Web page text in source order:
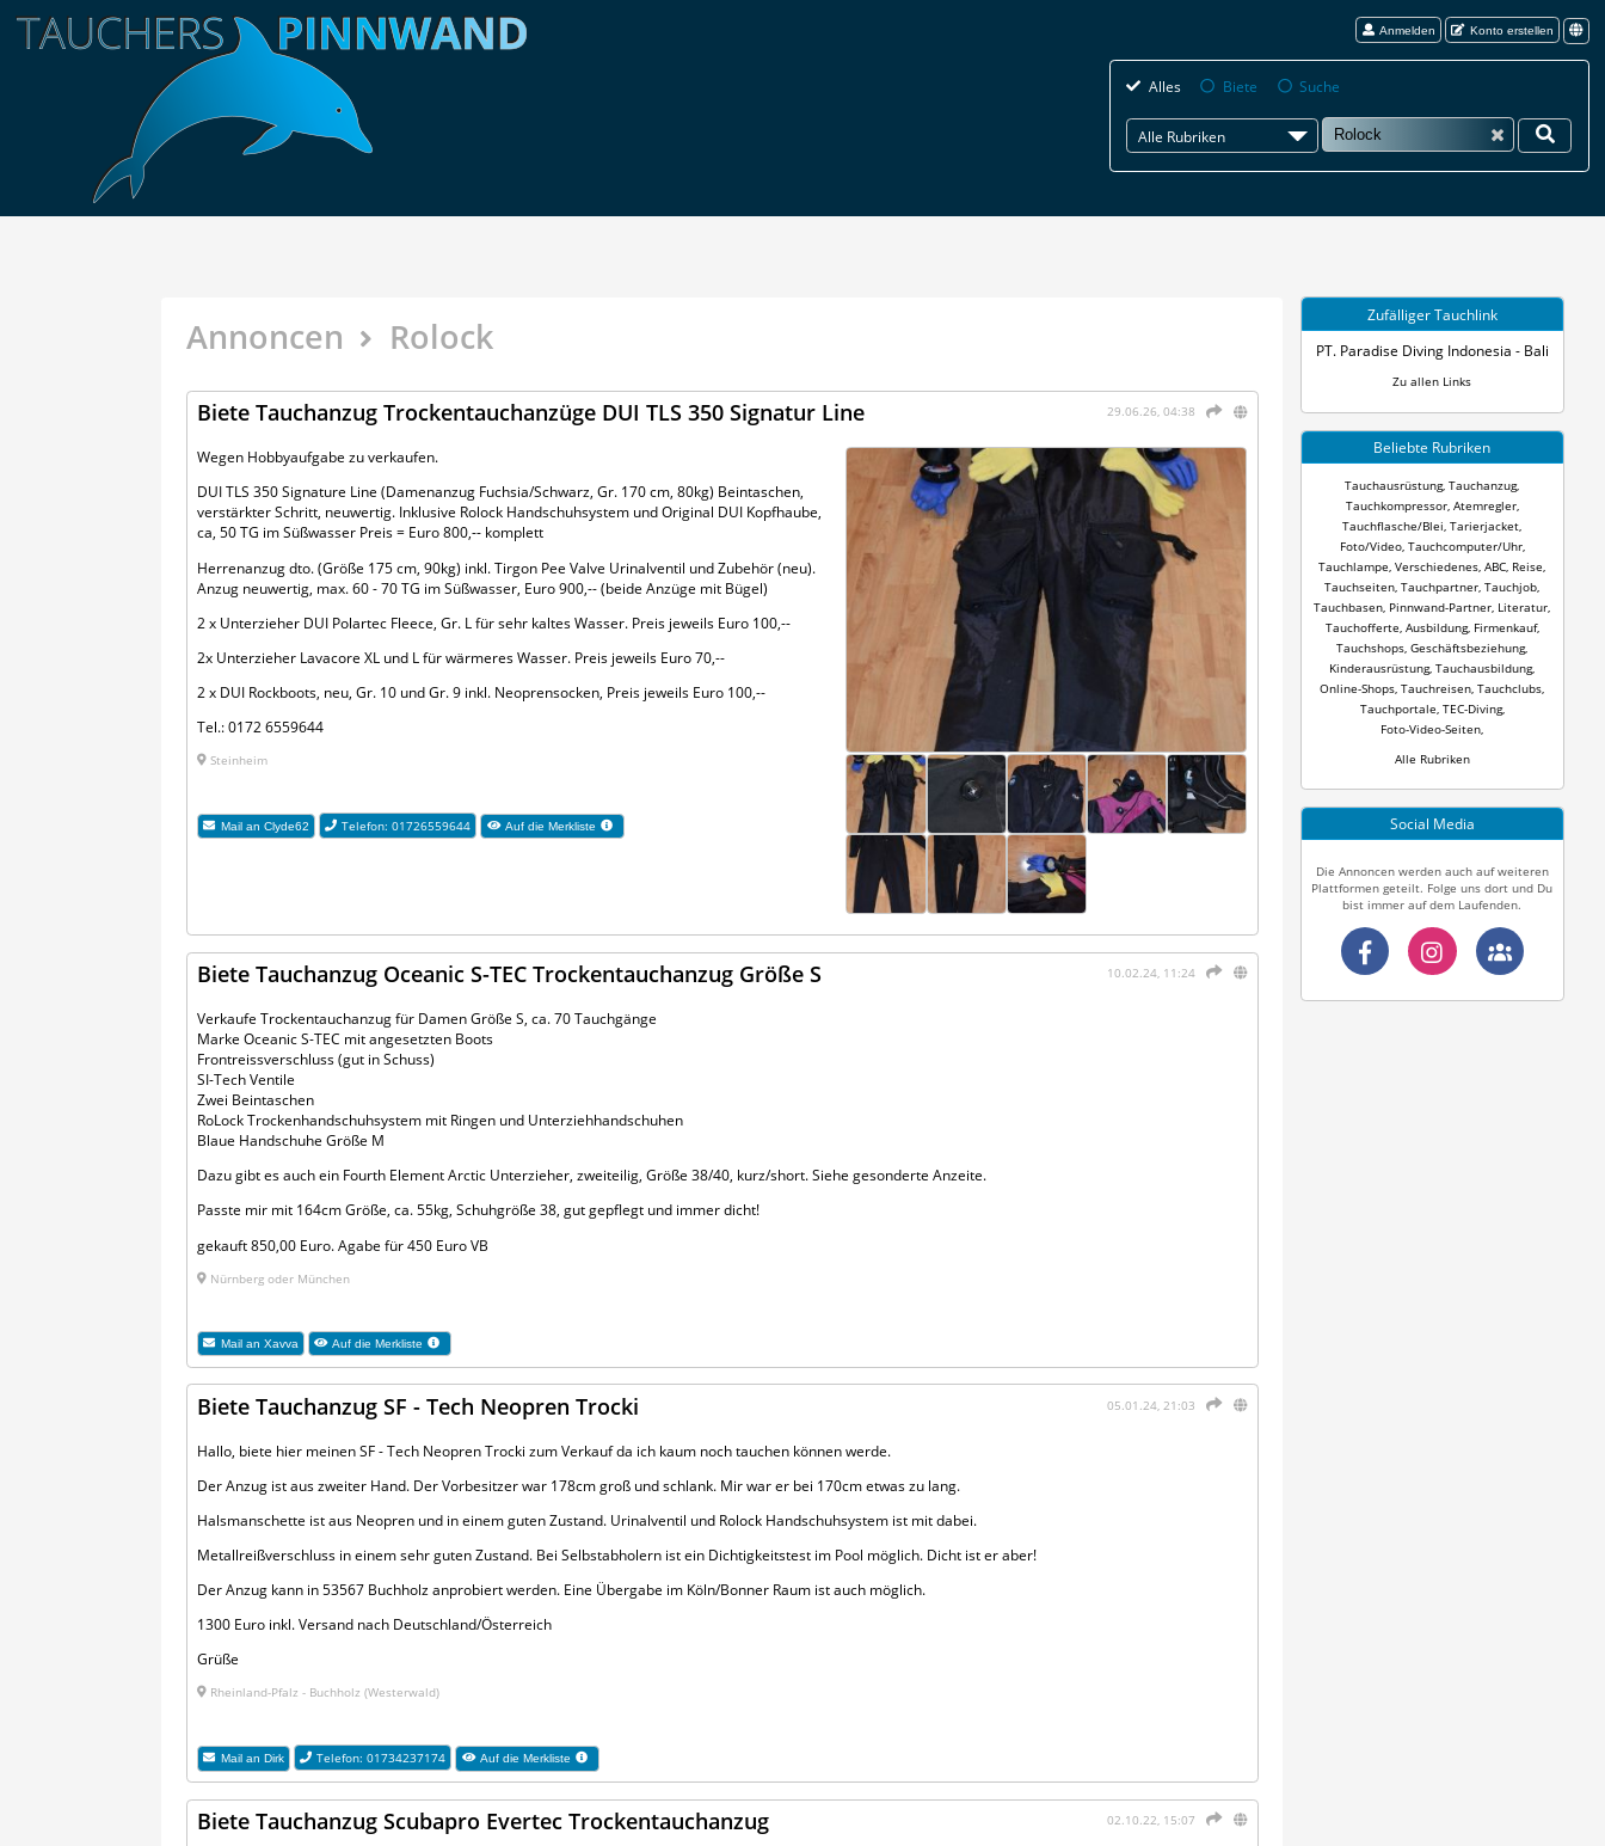
Anmelden Konto erstellen
Alles Biete Suche
Alle Rubriken
Annoncen Rolock
29.06.26, 04:38
Biete Tauchanzug Trockentauchanzüge DUI TLS 350 Signatur Line
Wegen Hobbyaufgabe zu verkaufen.
DUI TLS 350 Signature Line (Damenanzug Fuchsia/Schwarz, Gr. 170 cm, 80kg) Beintaschen,
verstärkter Schritt, neuwertig. Inklusive Rolock Handschuhsystem und Original DUI Kopfhaube,
ca, 50 TG im Süßwasser Preis = Euro 800,-- komplett
Herrenanzug dto. (Größe 175 cm, 90kg) inkl. Tirgon Pee Valve Urinalventil und Zubehör (neu).
Anzug neuwertig, max. 60 - 70 TG im Süßwasser, Euro 900,-- (beide Anzüge mit Bügel)
2 x Unterzieher DUI Polartec Fleece, Gr. L für sehr kaltes Wasser. Preis jeweils Euro 100,--
2x Unterzieher Lavacore XL und L für wärmeres Wasser. Preis jeweils Euro 70,--
2 x DUI Rockboots, neu, Gr. 10 und Gr. 9 inkl. Neoprensocken, Preis jeweils Euro 100,--
Tel.: 0172 6559644
Steinheim
Mail an Clyde62 Telefon: 01726559644 Auf die Merkliste
10.02.24, 11:24
Biete Tauchanzug Oceanic S-TEC Trockentauchanzug Größe S
Verkaufe Trockentauchanzug für Damen Größe S, ca. 70 Tauchgänge
Marke Oceanic S-TEC mit angesetzten Boots
Frontreissverschluss (gut in Schuss)
SI-Tech Ventile
Zwei Beintaschen
RoLock Trockenhandschuhsystem mit Ringen und Unterziehhandschuhen
Blaue Handschuhe Größe M
Dazu gibt es auch ein Fourth Element Arctic Unterzieher, zweiteilig, Größe 38/40, kurz/short. Siehe gesonderte Anzeite.
Passte mir mit 164cm Größe, ca. 55kg, Schuhgröße 38, gut gepflegt und immer dicht!
gekauft 850,00 Euro. Agabe für 450 Euro VB
Nürnberg oder München
Mail an Xavva Auf die Merkliste
05.01.24, 21:03
Biete Tauchanzug SF - Tech Neopren Trocki
Hallo, biete hier meinen SF - Tech Neopren Trocki zum Verkauf da ich kaum noch tauchen können werde.
Der Anzug ist aus zweiter Hand. Der Vorbesitzer war 178cm groß und schlank. Mir war er bei 170cm etwas zu lang.
Halsmanschette ist aus Neopren und in einem guten Zustand. Urinalventil und Rolock Handschuhsystem ist mit dabei.
Metallreißverschluss in einem sehr guten Zustand. Bei Selbstabholern ist ein Dichtigkeitstest im Pool möglich. Dicht ist er aber!
Der Anzug kann in 53567 Buchholz anprobiert werden. Eine Übergabe im Köln/Bonner Raum ist auch möglich.
1300 Euro inkl. Versand nach Deutschland/Österreich
Grüße
Rheinland-Pfalz - Buchholz (Westerwald)
Mail an Dirk Telefon: 01734237174 Auf die Merkliste
02.10.22, 15:07
Biete Tauchanzug Scubapro Evertec Trockentauchanzug
Zufälliger Tauchlink
PT. Paradise Diving Indonesia - Bali
Zu allen Links
Beliebte Rubriken
Tauchausrüstung, Tauchanzug,
Tauchkompressor, Atemregler,
Tauchflasche/Blei Tarierjacket
Foto/Video, Tauchcomputer/Uhr,
Tauchlampe Verschiedenes ABC Reise
Tauchseiten Tauchpartner Tauchjob
Tauchbasen Pinnwand-Partner Literatur
Tauchofferte Ausbildung, Firmenkauf,
Tauchshops Geschäftsbeziehung,
Kinderausrüstung, Tauchausbildung,
Online-Shops Tauchreisen Tauchclubs
Tauchportale TEC-Diving,
Foto-Video-Seiten
Alle Rubriken
Social Media
Die Annoncen werden auch auf weiteren
Plattformen geteilt. Folge uns dort und Du
bist immer auf dem Laufenden.